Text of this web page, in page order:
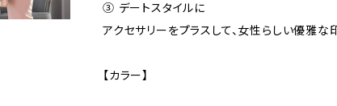
③ デートスタイルに
アクセサリーをプラスして、女性らしい優雅な
【カラー】